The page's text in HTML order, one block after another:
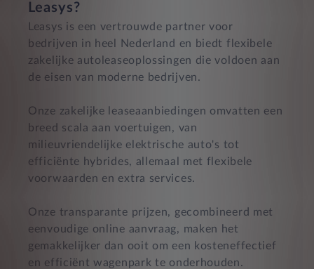
Leasys?
Leasys is een vertrouwde partner voor
bedrijven in heel Nederland en biedt flexibele
zakelijke autoleaseoplossingen die voldoen aan
de eisen van moderne bedrijven.
Onze zakelijke leaseaanbiedingen omvatten een
breed scala aan voertuigen, van
milieuvriendelijke elektrische auto's tot
efficiënte hybrides, allemaal met flexibele
voorwaarden en extra services.
Onze transparante prijzen, gecombineerd met
eenvoudige online aanvraag, maken het
gemakkelijker dan ooit om een kosteneffectief
en efficiënt wagenpark te onderhouden.